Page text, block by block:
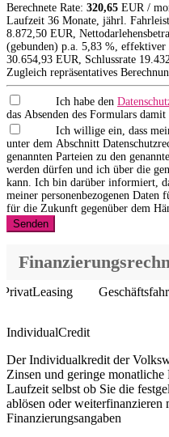
Berechnete Rate: 320,65 EUR /
Laufzeit 36 Monate, jährl.
8.872,50 EUR,
(gebunden) p.a. 5,83 %, effektiver
30.654,93 EUR, Schlussrate
Zugleich repräsentatives
Ich habe den
das Absenden des Formulars damit
Ich willige ein, dass
unter dem Abschnitt
genannten Parteien zu den genannten Zwecken
werden dürfen und ich über die
kann. Ich bin darüber informiert,
meiner personenbezogenen Daten für die genannten Zwecke jederzeit und
für die Zukunft gegenüber dem
Senden
PrivatLeasing
IndividualCredit
Der Individualkredit der
Zinsen und geringe monatliche
Laufzeit selbst ob Sie die
ablösen oder weiterfinanzieren
Finanzierungsangaben